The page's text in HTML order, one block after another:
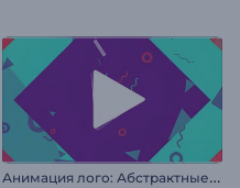
А
нимация лого: Абстрактные формы